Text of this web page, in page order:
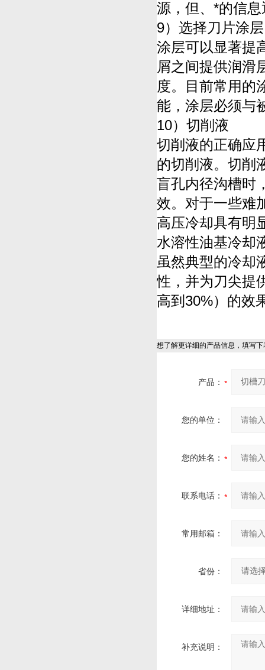
源，但、*的信
9）选择刀片涂
涂层可以显著提
屑之间提供润滑
度。目前常用的
能，涂层必须与
10）切削液
切削液的正确应
的切削液。切削
盲孔内径沟槽时
效。对于一些难
高压冷却具有明
水溶性油基冷却
虽然典型的冷却
性，并为刀尖提
高到30%）的效
想了解更详细的产品信息，填写
产品：
您的单位：
您的姓名：
联系电话：
常用邮箱：
省份：
详细地址：
补充说明：